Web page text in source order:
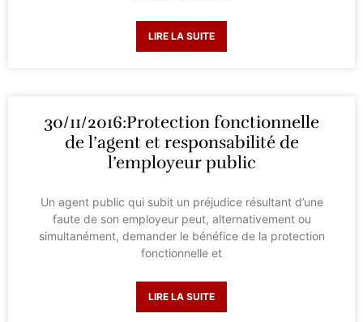
LIRE LA SUITE
30/11/2016:Protection fonctionnelle
de l’agent et responsabilité de
l’employeur public
Un agent public qui subit un préjudice résultant d’une
faute de son employeur peut, alternativement ou
simultanément, demander le bénéfice de la protection
fonctionnelle et
LIRE LA SUITE